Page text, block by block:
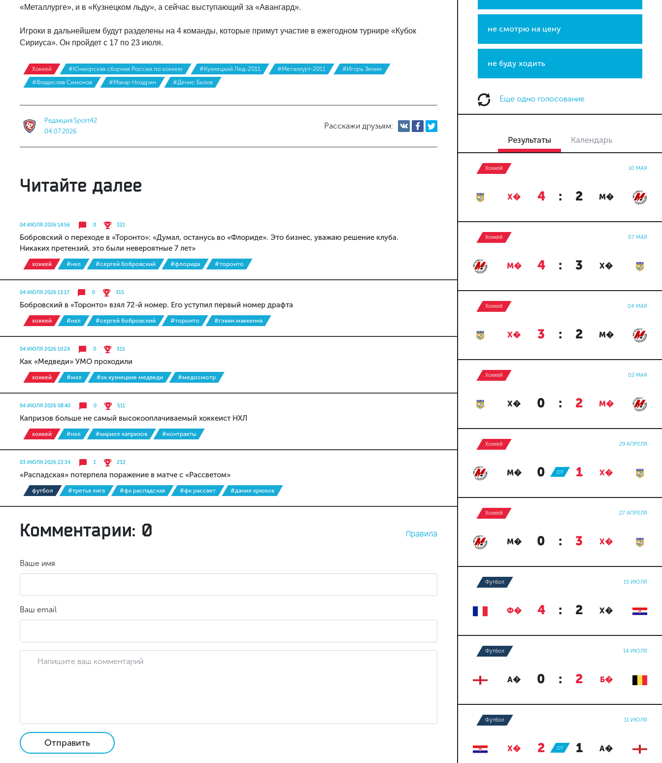
«Металлурге», и в «Кузнецком льду», а сейчас выступающий за «Авангард».
Игроки в дальнейшем будут разделены на 4 команды, которые примут участие в ежегодном турнире «Кубок
Сириуса». Он пройдет с 17 по 23 июля.
Хоккей #Юниорская сборная России по хоккею #Кузнецкий Лед-2011 #Металлург-2011
#Игорь Зенин
#Владислав Симонов
#Макар Ноздрин #Денис Бызов
Редакция Sport42
04.07.2026
Расскажи друзьям:
Читайте далее
04 ИЮЛЯ 2026 14:56 0 321
Бобровский о переходе в «Торонто»: «Думал, останусь во «Флориде». Это бизнес, уважаю решение клуба.
Никаких претензий, это были невероятные 7 лет»
хоккей #нхл #сергей бобровский #флорида #торонто
04 ИЮЛЯ 2026 13:17 0 315
Бобровский в «Торонто» взял 72-й номер. Его уступил первый номер драфта
хоккей #нхл #сергей бобровский #торонто #гэвин маккенна
04 ИЮЛЯ 2026 10:24 0 315
Как «Медведи» УМО проходили
хоккей #мхл #хк кузнецкие медведи #медосмотр
04 ИЮЛЯ 2026 08:40 0 511
Капризов больше не самый высокооплачиваемый хоккеист НХЛ
хоккей #нхл #кирилл капризов #контракты
03 ИЮЛЯ 2026 22:34 1 232
«Распадская» потерпела поражение в матче с «Рассветом»
футбол #третья лига #фк распадская #фк рассвет #данил крюков
Комментарии: 0 Правила
Ваше имя
Ваш email
Отправить
не смотрю на цену
не буду ходить
Еще одно голосование
Результаты Календарь
Хоккей 10 МАЯ
Х� 4 : 2 М�
Хоккей 07 МАЯ
М� 4 : 3 Х�
Хоккей 04 МАЯ
Х� 3 : 2 М�
Хоккей 02 МАЯ
Х� 0 : 2 М�
Хоккей 29 АПРЕЛЯ
М� 0 : 1 Х�
ОТ
Хоккей 27 АПРЕЛЯ
М� 0 : 3 Х�
Футбол 15 ИЮЛЯ
Ф� 4 : 2 Х�
Футбол 14 ИЮЛЯ
А� 0 : 2 Б�
Футбол 11 ИЮЛЯ
Х� 2 : 1 А�
ОТ